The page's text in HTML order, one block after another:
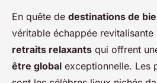
En quête de destinations de
véritable échappée
retraits relaxants qui offrent
être global exceptionnelle. Les